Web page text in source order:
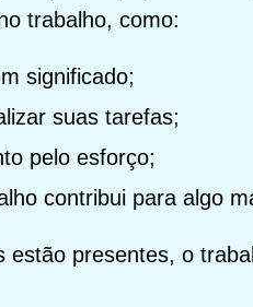
trabalho, como:
significado;
suas tarefas;
pelo esforço;
contribui para algo
estão presentes, o